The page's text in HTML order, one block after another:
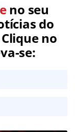
no seu
do
no
se: